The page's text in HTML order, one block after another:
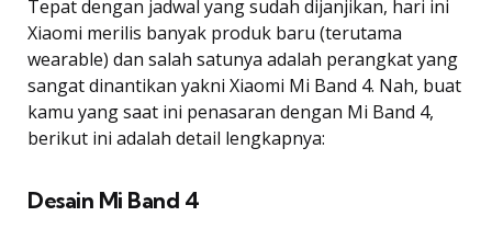
Tepat dengan jadwal yang sudah dijanjikan, hari ini
Xiaomi merilis banyak produk baru (terutama
wearable) dan salah satunya adalah perangkat yang
sangat dinantikan yakni Xiaomi Mi Band 4. Nah, buat
kamu yang saat ini penasaran dengan Mi Band 4,
berikut ini adalah detail lengkapnya:
Desain Mi Band 4